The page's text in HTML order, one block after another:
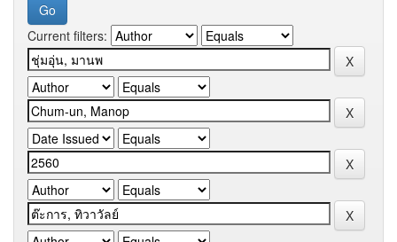
Current filters: